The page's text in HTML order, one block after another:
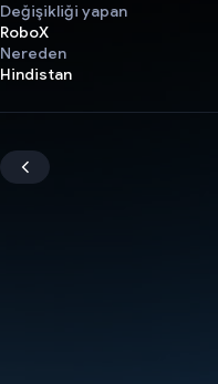
Değişikliği yapan
RoboX
Nereden
Hindistan